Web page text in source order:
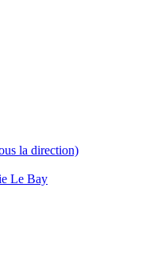
la direction)
Le Bay